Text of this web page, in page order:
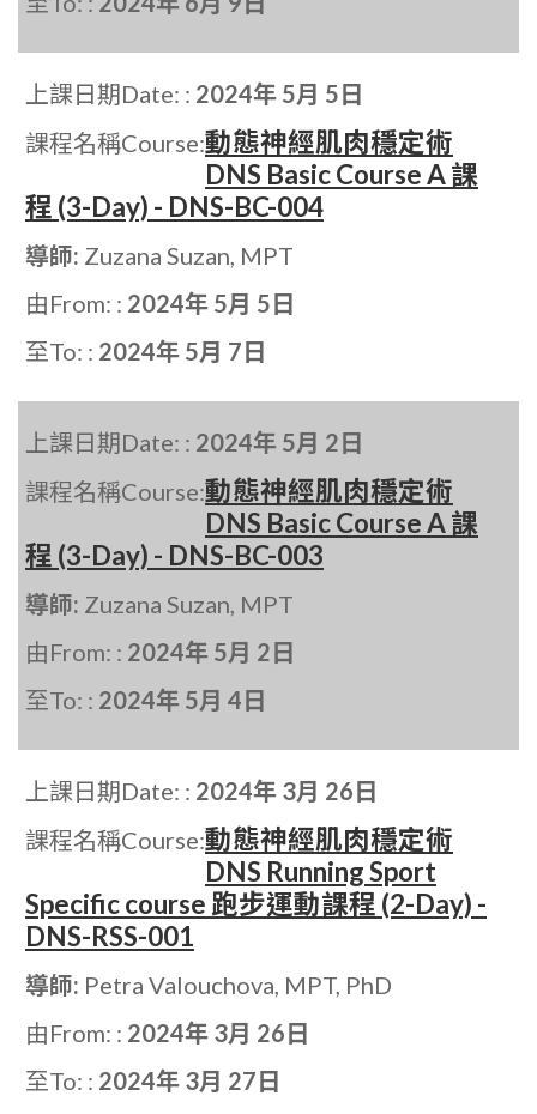
上課日期Date: : 2024年 5月 5日
課程名稱Course:動態神經肌肉穩定術
DNS Basic Course A 課
程 (3-Day) - DNS-BC-004
導師: Zuzana Suzan, MPT
由From: : 2024年 5月 5日
至To: : 2024年 5月 7日
上課日期Date: : 2024年 5月 2日
課程名稱Course:動態神經肌肉穩定術
DNS Basic Course A 課
程 (3-Day) - DNS-BC-003
導師: Zuzana Suzan, MPT
由From: : 2024年 5月 2日
至To: : 2024年 5月 4日
上課日期Date: : 2024年 3月 26日
課程名稱Course:動態神經肌肉穩定術
DNS Running Sport
Specific course 跑步運動課程 (2-Day) -
DNS-RSS-001
導師: Petra Valouchova, MPT, PhD
由From: : 2024年 3月 26日
至To: : 2024年 3月 27日